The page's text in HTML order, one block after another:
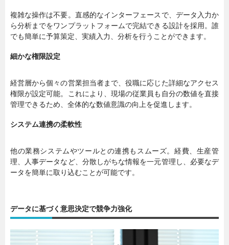
複雑な操作は不要。直感的なインターフェースで、データ入力か
ら分析までをワンプラットフォームで完結できる設計を採用。誰
でも簡単に予算策定、実績入力、分析を行うことができます。
細かな権限設定
経営層から個々の営業担当者まで、役職に応じた詳細なアクセス
権限が設定可能。これにより、現場の従業員も自分の数値を直接
管理できるため、全体的な数値意識の向上を促進します。
システム連携の柔軟性
他の業務システムやツールとの連携もスムーズ。経費、生産管
理、人事データなど、分散しがちな情報を一元管理し、必要なデ
ータを簡単に取り込むことが可能です。
データに基づく意思決定で競争力強化